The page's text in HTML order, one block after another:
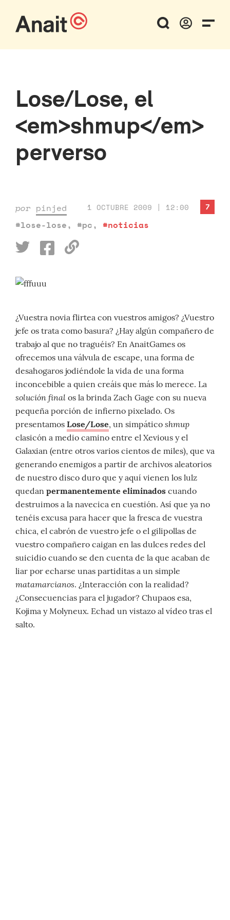
Lose/Lose, el
<em>shmup</em>
perverso
por pinjed 1 OCTUBRE 2009 | 12:00
#lose-lose, #pc, #noticias
7
¿Vuestra novia flirtea con vuestros amigos? ¿Vuestro
jefe os trata como basura? ¿Hay algún compañero de
trabajo al que no traguéis? En AnaitGames os
ofrecemos una válvula de escape, una forma de
desahogaros jodiéndole la vida de una forma
inconcebible a quien creáis que más lo merece. La
solución final os la brinda Zach Gage con su nueva
pequeña porción de infierno pixelado. Os
presentamos Lose/Lose, un simpático shmup
clasicón a medio camino entre el Xevious y el
Galaxian (entre otros varios cientos de miles), que va
generando enemigos a partir de archivos aleatorios
de nuestro disco duro que y aquí vienen los lulz
quedan permanentemente eliminados cuando
destruimos a la navecica en cuestión. Así que ya no
tenéis excusa para hacer que la fresca de vuestra
chica, el cabrón de vuestro jefe o el gilipollas de
vuestro compañero caigan en las dulces redes del
suicidio cuando se den cuenta de la que acaban de
liar por echarse unas partiditas a un simple
matamarcianos. ¿Interacción con la realidad?
¿Consecuencias para el jugador? Chupaos esa,
Kojima y Molyneux. Echad un vistazo al vídeo tras el
salto.